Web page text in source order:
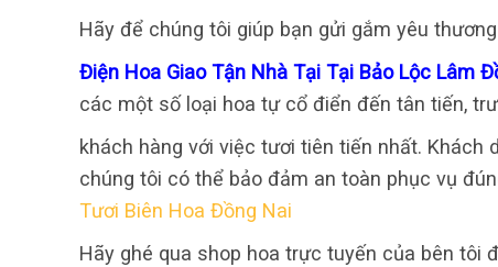
Hãy để chúng tôi giúp bạn gửi gắm yêu
Điện Hoa Giao Tận Nhà Tại Tại Bảo Lộc Lâm
các một số loại hoa tự cổ điển đến tân tiến,
khách hàng với việc tươi tiên tiến nhất. Khách
chúng tôi có thể bảo đảm an toàn phục vụ
Tươi Biên Hoa Đồng Nai
Hãy ghé qua shop hoa trực tuyến của bên